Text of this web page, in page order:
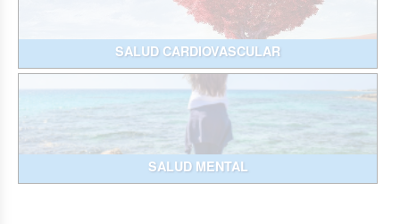
SALUD CARDIOVASCULAR
SALUD MENTAL